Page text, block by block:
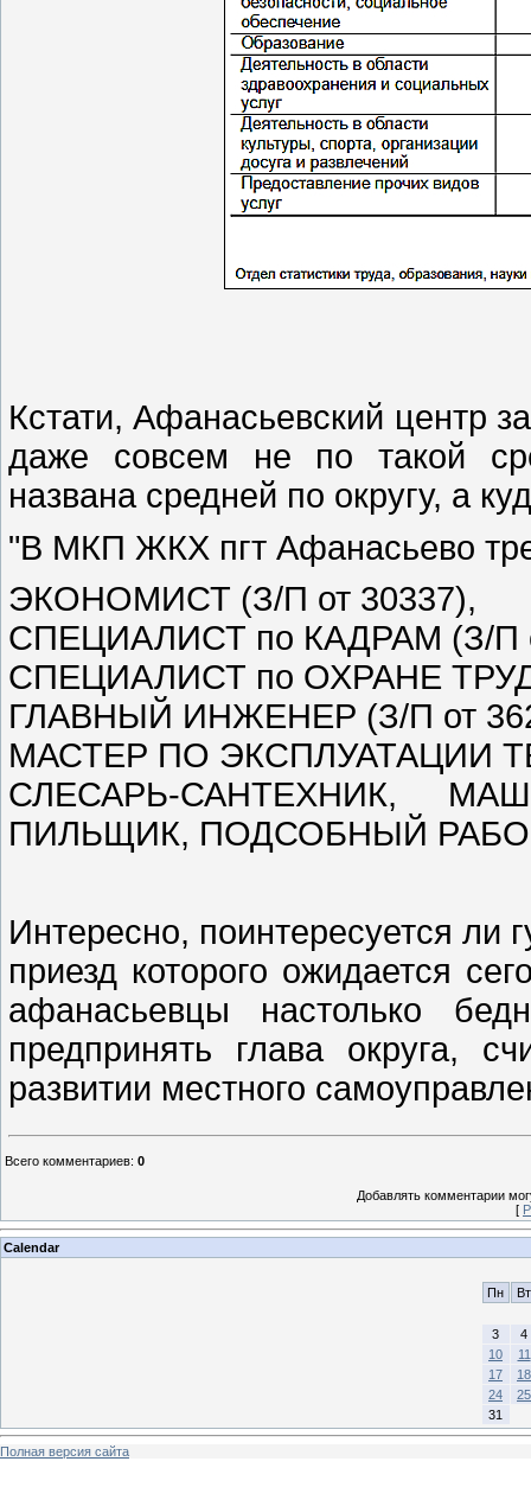
Кстати, Афанасьевский центр
даже совсем не по такой
названа средней по округу, а
"В МКП ЖКХ пгт Афанасьево
ЭКОНОМИСТ (З/П от 30337),
СПЕЦИАЛИСТ по КАДРАМ (З/П
СПЕЦИАЛИСТ по ОХРАНЕ
ГЛАВНЫЙ ИНЖЕНЕР (З/П от
МАСТЕР ПО ЭКСПЛУАТАЦИИ
СЛЕСАРЬ-САНТЕХНИК,
ПИЛЬЩИК, ПОДСОБНЫЙ
Интересно, поинтересуется
приезд которого ожидается
афанасьевцы настолько
предпринять глава округа,
развитии местного
Всего комментариев: 0
Добавлять комментарии
[
Calendar
Пн Вт
3
4
10
11
17
18
24
25
31
Полная версия сайта